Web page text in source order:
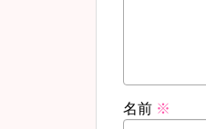
名前 ※